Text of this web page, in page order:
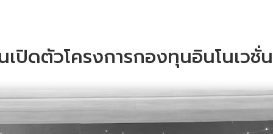
เปิดตัวโครงการกองทุนอินโนเวชั่